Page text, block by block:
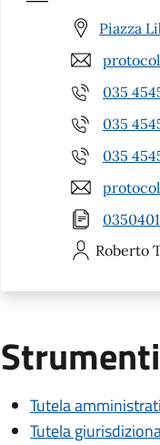
Piazza
035
035
035
Roberto
Tutela
Tutela